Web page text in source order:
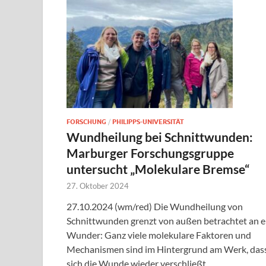
FORSCHUNG / PHILIPPS-UNIVERSITÄT
Wundheilung bei Schnittwunden:
Marburger Forschungsgruppe
untersucht „Molekulare Bremse“
27. Oktober 2024
27.10.2024 (wm/red) Die Wundheilung von
Schnittwunden grenzt von außen betrachtet an
Wunder: Ganz viele molekulare Faktoren und
Mechanismen sind im Hintergrund am Werk,
sich die Wunde wieder verschließt. …